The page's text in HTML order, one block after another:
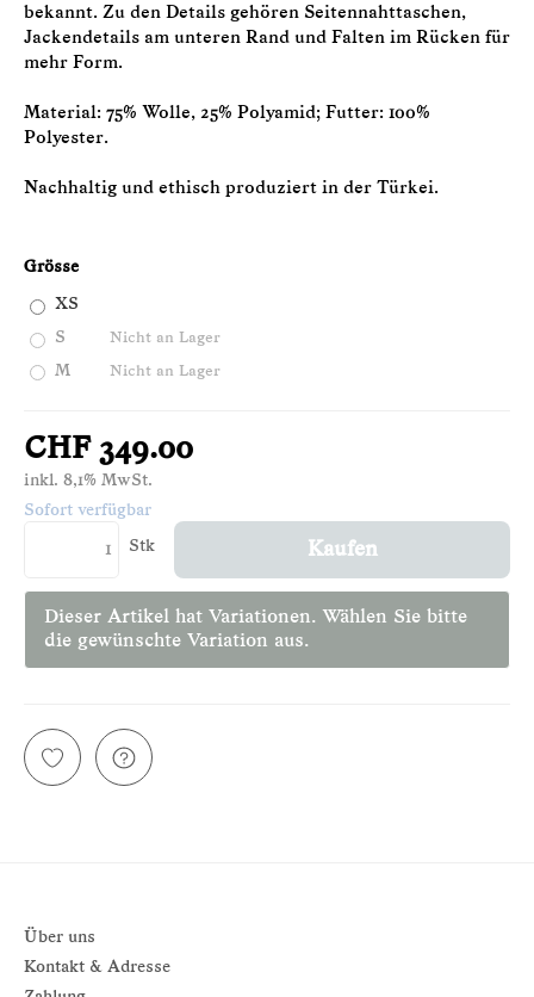
bekannt. Zu den Details gehören Seitennahttaschen,
Jackendetails am unteren Rand und Falten im Rücken für
mehr Form.
Material: 75% Wolle, 25% Polyamid; Futter: 100%
Polyester.
Nachhaltig und ethisch produziert in der Türkei.
Grösse
XS
S Nicht an Lager
M Nicht an Lager
CHF 349.00
inkl. 8,1% MwSt.
Sofort verfügbar
Stk Kaufen
Dieser Artikel hat Variationen. Wählen Sie bitte
die gewünschte Variation aus.
Über uns
Kontakt & Adresse